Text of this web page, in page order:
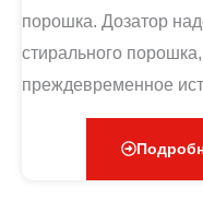
порошка. Дозатор
стирального
преждевременное